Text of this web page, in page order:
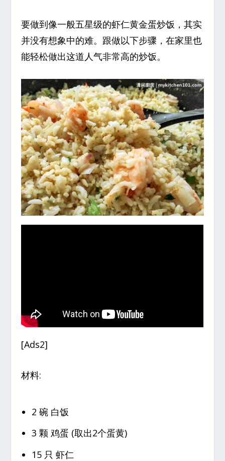
要做到像一般五星级的虾仁黄金蛋炒饭，其实
并没有想象中的难。跟做以下步骤，在家里也
能轻松做出这道人气非常高的炒饭。
[Ads2]
材料:
2 碗 白饭
3 颗 鸡蛋 (取出2个蛋黄)
15 只 虾仁